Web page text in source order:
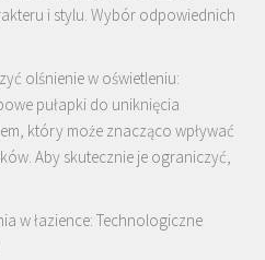
i stylu. Wybór odpowiednich
olśnienie w oświetleniu:
pułapki do uniknięcia
który może znacząco wpływać
Aby skutecznie je ograniczyć,
w łazience: Technologiczne